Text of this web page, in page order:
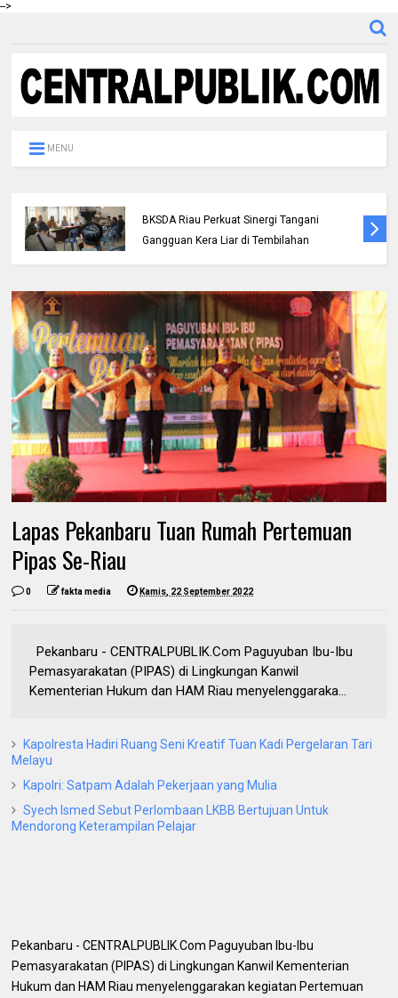
-->
MENU
BKSDA Riau Perkuat Sinergi Tangani
Gangguan Kera Liar di Tembilahan
Lapas Pekanbaru Tuan Rumah Pertemuan
Pipas Se-Riau
0 fakta media Kamis, 22 September 2022
Pekanbaru - CENTRALPUBLIK.Com Paguyuban Ibu-Ibu
Pemasyarakatan (PIPAS) di Lingkungan Kanwil
Kementerian Hukum dan HAM Riau menyelenggaraka...
Kapolresta Hadiri Ruang Seni Kreatif Tuan Kadi Pergelaran Tari
Melayu
Kapolri: Satpam Adalah Pekerjaan yang Mulia
Syech Ismed Sebut Perlombaan LKBB Bertujuan Untuk
Mendorong Keterampilan Pelajar
Pekanbaru - CENTRALPUBLIK.Com Paguyuban Ibu-Ibu
Pemasyarakatan (PIPAS) di Lingkungan Kanwil Kementerian
Hukum dan HAM Riau menyelenggarakan kegiatan Pertemuan